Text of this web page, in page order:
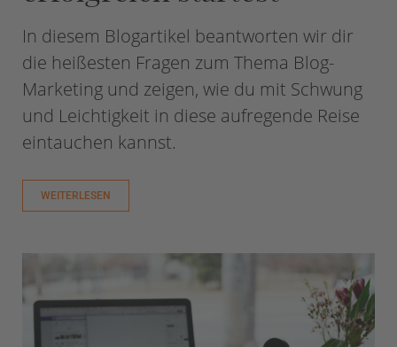
In diesem Blogartikel beantworten wir dir
die heißesten Fragen zum Thema Blog-
Marketing und zeigen, wie du mit Schwung
und Leichtigkeit in diese aufregende Reise
eintauchen kannst.
WEITERLESEN